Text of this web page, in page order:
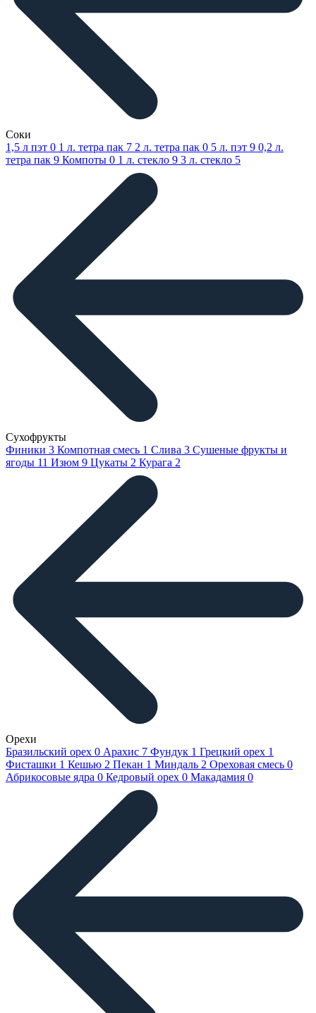
Соки
1,5 л пэт 0 1 л. тетра пак 7 2 л. тетра пак 0 5 л. пэт 9 0,2 л.
тетра пак 9 Компоты 0 1 л. стекло 9 3 л. стекло 5
Сухофрукты
Финики 3 Компотная смесь 1 Слива 3 Сушеные фрукты и
ягоды 11 Изюм 9 Цукаты 2 Курага 2
Орехи
Бразильский орех 0 Арахис 7 Фундук 1 Грецкий орех 1
Фисташки 1 Кешью 2 Пекан 1 Миндаль 2 Ореховая смесь 0
Абрикосовые ядра 0 Кедровый орех 0 Макадамия 0